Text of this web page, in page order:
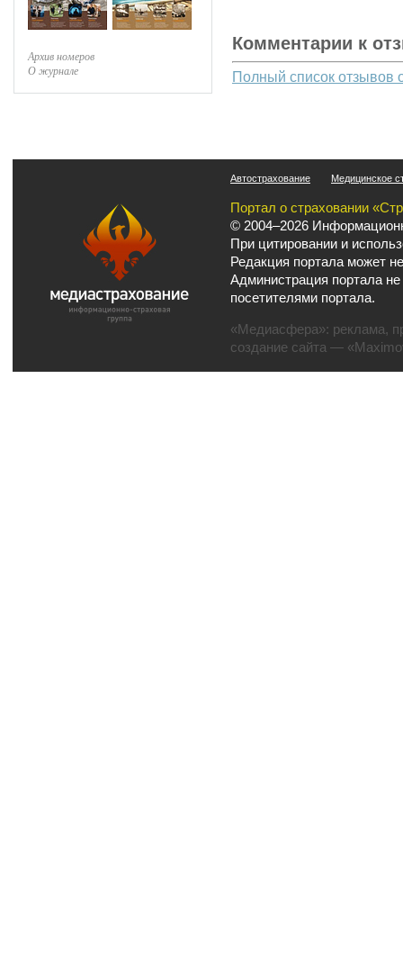
Архив номеров
О журнале
Комментарии к
Полный список отзывов
Автострахование Медицинское
Портал о страховании
© 2004–2026
При цитировании и
Редакция портала может
Администрация портала
посетителями портала.
«Медиасфера»: реклама,
создание сайта —